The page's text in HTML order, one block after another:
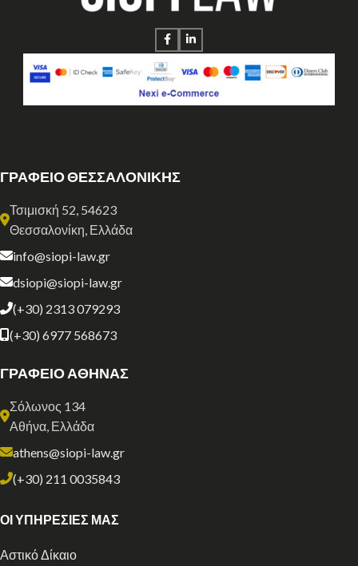
ΓΡΑΦΕΙΟ ΘΕΣΣΑΛΟΝΙΚΗΣ
Τσιμισκή 52, 54623
Θεσσαλονίκη, Ελλάδα
info@siopi-law.gr
dsiopi@siopi-law.gr
(+30) 2313 079293
(+30) 6977 568673
ΓΡΑΦΕΙΟ ΑΘΗΝΑΣ
Σόλωνος 134
Αθήνα, Ελλάδα
athens@siopi-law.gr
(+30) 211 0035843
ΟΙ ΥΠΗΡΕΣΙΕΣ ΜΑΣ
Αστικό Δίκαιο